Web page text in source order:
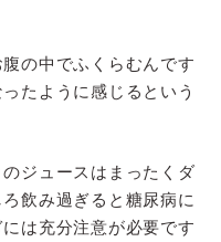
の中でふくらむんです
たように感じるという
ジュースはまったくダ
飲み過ぎると糖尿病に
は充分注意が必要です